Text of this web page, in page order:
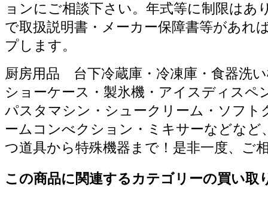
ョンにご相談下さい。年式等に制限はあ
で取扱説明書・メーカー保障書等があれ
プします。
厨房用品 台下冷蔵庫・冷凍庫・食器洗
ショーケース・製氷機・アイスディスペ
パスタマシン・シュークリーム・ソフト
ームコンべクション・ミキサーなどなど
つ道具から特殊機器まで！是非一度、ご
この商品に関連するカテゴリーの買い取